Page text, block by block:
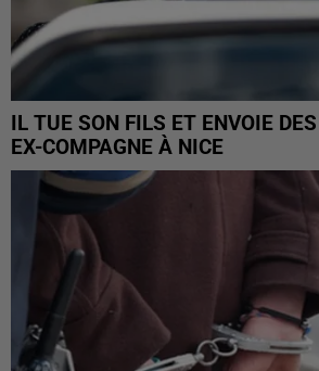
IL TUE SON FILS ET ENVOIE
EX-COMPAGNE À NICE